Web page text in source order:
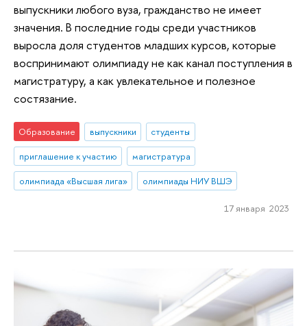
выпускники любого вуза, гражданство не имеет
значения. В последние годы среди участников
выросла доля студентов младших курсов, которые
воспринимают олимпиаду не как канал поступления в
магистратуру, а как увлекательное и полезное
состязание.
Образование выпускники
студенты
приглашение к участию
магистратура
олимпиада «Высшая лига»
олимпиады НИУ ВШЭ
17 января 2023